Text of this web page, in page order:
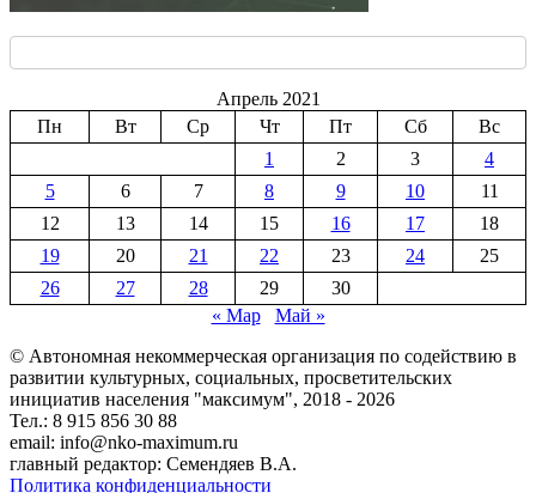
Апрель 2021
Пн
Вт Ср Чт Пт Сб
Вс
1
2 3
4
5
6 7 8 9 10
11
12
13 14 15 16 17
18
19
20 21 22 23 24
25
26
27 28 29
30
« Мар
Май »
© Автономная некоммерческая организация по содействию в
развитии культурных, социальных, просветительских
инициатив населения "максимум", 2018 - 2026
Тел.: 8 915 856 30 88
email: info@nko-maximum.ru
главный редактор: Семендяев В.А.
Политика конфиденциальности